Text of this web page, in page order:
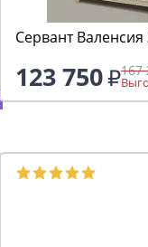
123 750 167